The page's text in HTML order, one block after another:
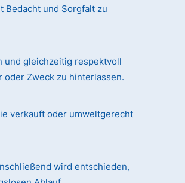
Bedacht und Sorgfalt zu
und gleichzeitig respektvoll
oder Zweck zu hinterlassen.
verkauft oder umweltgerecht
wird entschieden,